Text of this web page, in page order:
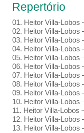
Repertório
01. Heitor Villa-Lobos
02. Heitor Villa-Lobos
03. Heitor Villa-Lobos
04. Heitor Villa-Lobos
05. Heitor Villa-Lobos
06. Heitor Villa-Lobos
07. Heitor Villa-Lobos
08. Heitor Villa-Lobos
09. Heitor Villa-Lobos
10. Heitor Villa-Lobos
11. Heitor Villa-Lobos
12. Heitor Villa-Lobos
13. Heitor Villa-Lobos